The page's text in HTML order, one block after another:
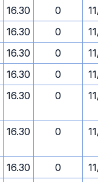
16.30 0
16.30 0
16.30 0
16.30 0
16.30 0
16.30 0
16.30 0